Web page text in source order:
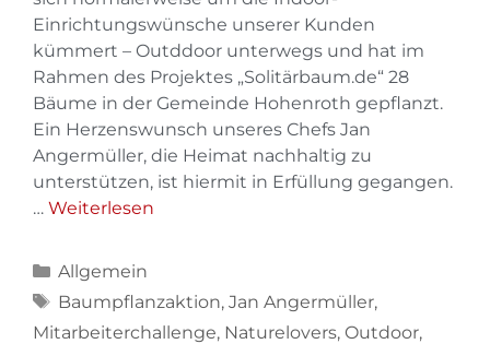
Einrichtungswünsche unserer Kunden
kümmert – Outddoor unterwegs und hat im
Rahmen des Projektes „Solitärbaum.de“ 28
Bäume in der Gemeinde Hohenroth gepflanzt.
Ein Herzenswunsch unseres Chefs Jan
Angermüller, die Heimat nachhaltig zu
unterstützen, ist hiermit in Erfüllung gegangen.
… Weiterlesen
Allgemein
Baumpflanzaktion, Jan Angermüller,
Mitarbeiterchallenge, Naturelovers, Outdoor,